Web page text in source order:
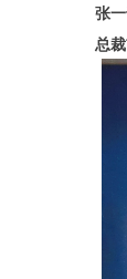
张一千会长、
总裁胡碧峰先